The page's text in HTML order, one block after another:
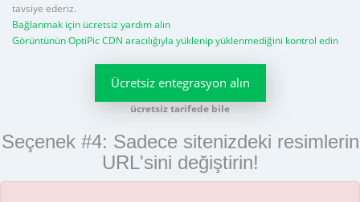
tavsiye ederiz.
Bağlanmak için ücretsiz yardım alın
Görüntünün OptiPic CDN aracılığıyla yüklenip yüklenmediğini kontrol edin
Ücretsiz entegrasyon alın
ücretsiz tarifede bile
Seçenek #4: Sadece sitenizdeki resimlerin
URL'sini değiştirin!